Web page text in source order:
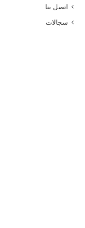
اتصل بنا
سجالات